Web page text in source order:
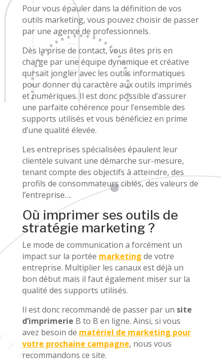
Pour vous épauler dans la définition de vos
outils marketing, vous pouvez choisir de passer
par une agence de professionnels.
Dès la prise de contact, vous êtes pris en
charge par une équipe dynamique et créative
qui sait jongler avec les outils informatiques
pour donner du caractère aux outils imprimés
et numériques. Il est donc possible d’assurer
une parfaite cohérence pour l’ensemble des
supports utilisés et vous bénéficiez en prime
d’une qualité élevée.
Les entreprises spécialisées épaulent leur
clientèle suivant une démarche sur-mesure,
tenant compte des objectifs à atteindre, des
profils de consommateurs ciblés, des valeurs de
l’entreprise….
Où imprimer ses outils de
stratégie marketing ?
Le mode de communication a forcément un
impact sur la portée marketing de votre
entreprise. Multiplier les canaux est déjà un
bon début mais il faut également miser sur la
qualité des supports utilisés.
Il est donc recommandé de passer par un site
d’imprimerie B to B en ligne. Ainsi, si vous
avez besoin de matériel de marketing pour
votre prochaine campagne, nous vous
recommandons ce site.